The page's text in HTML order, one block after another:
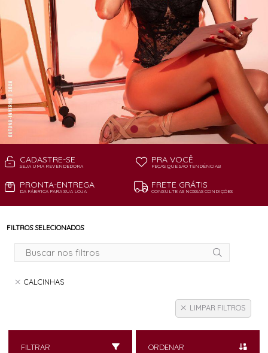
CADASTRE-SE
SEJA UMA REVENDEDORA
PRA VOCÊ
PEÇAS QUE SÃO TENDÊNCIAS!
PRONTA-ENTREGA
DA FÁBRICA PARA SUA LOJA
FRETE GRÁTIS
CONSULTE AS NOSSAS CONDIÇÕES
FILTROS SELECIONADOS
CALCINHAS
LIMPAR FILTROS
FILTRAR ORDENAR